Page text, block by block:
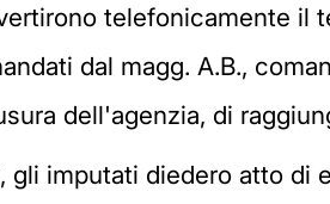
telefonicamente il
dal magg. A.B.,
dell'agenzia, di
gli imputati diedero atto di